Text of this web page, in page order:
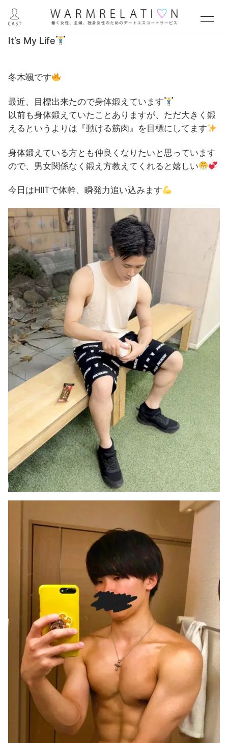
It’s My Life
冬木颯です
最近、目標出来たので身体鍛えています
以前も身体鍛えていたことありますが、ただ大きく鍛
えるというよりは『動ける筋肉』を目標にしてます
身体鍛えている方とも仲良くなりたいと思っています
ので、男女関係なく鍛え方教えてくれると嬉しい
今日はHIITで体幹、瞬発力追い込みます